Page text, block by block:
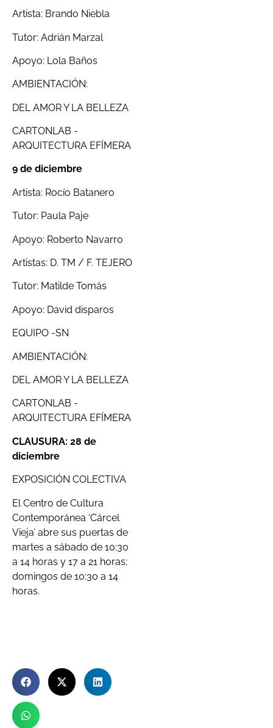
Artista: Brando Niebla
Tutor: Adrián Marzal
Apoyo: Lola Baños
AMBIENTACIÓN:
DEL AMOR Y LA BELLEZA
CARTONLAB -
ARQUITECTURA EFÍMERA
9 de diciembre
Artista: Rocío Batanero
Tutor: Paula Paje
Apoyo: Roberto Navarro
Artistas: D. TM / F. TEJERO
Tutor: Matilde Tomás
Apoyo: David disparos
EQUIPO -SN
AMBIENTACIÓN:
DEL AMOR Y LA BELLEZA
CARTONLAB -
ARQUITECTURA EFÍMERA
CLAUSURA: 28 de
diciembre
EXPOSICIÓN COLECTIVA
El Centro de Cultura
Contemporánea ‘Cárcel
Vieja’ abre sus puertas de
martes a sábado de 10:30
a 14 horas y 17 a 21 horas;
domingos de 10:30 a 14
horas.